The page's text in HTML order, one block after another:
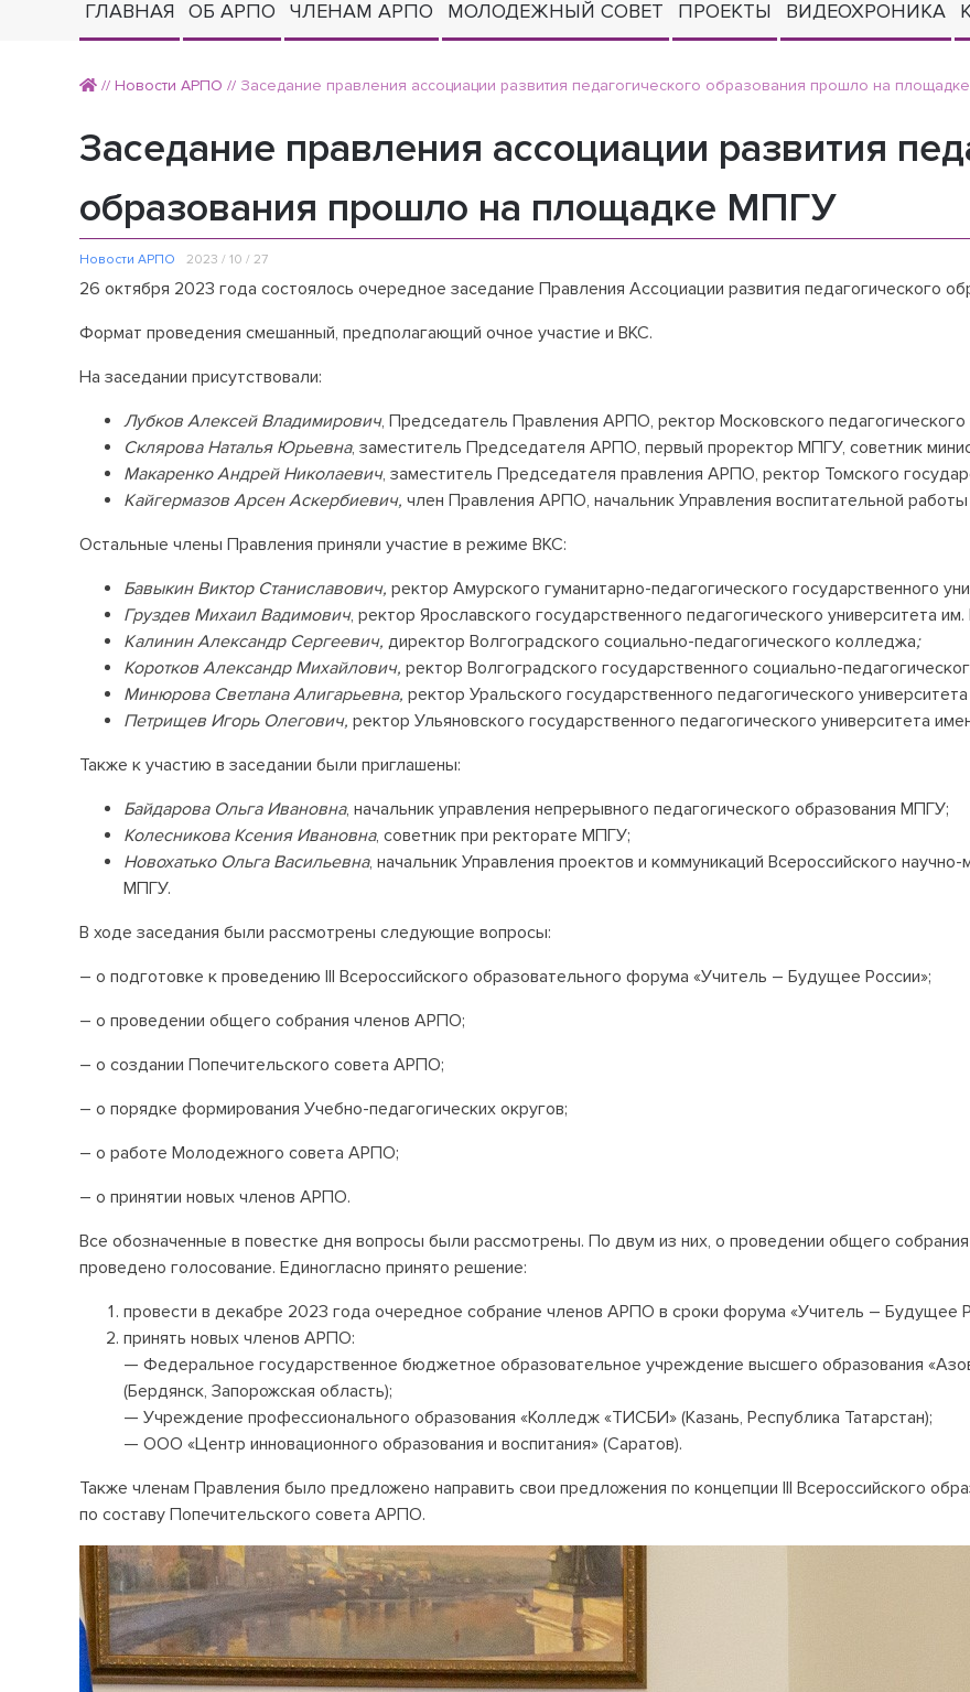
ГЛАВНАЯ ОБ АРПО ЧЛЕНАМ АРПО МОЛОДЕЖНЫЙ СОВЕТ ПРОЕКТЫ ВИДЕОХРОНИКА
// Новости АРПО // Заседание правления ассоциации развития педагогического образования прошло на
Заседание правления ассоциации развития
образования прошло на площадке МПГУ
Новости АРПО 2023 / 10 / 27
26 октября 2023 года состоялось очередное заседание Правления Ассоциации развития педагогического
Формат проведения смешанный, предполагающий очное участие и ВКС.
На заседании присутствовали:
Лубков Алексей Владимирович, Председатель Правления АРПО, ректор Московского педагогического
Склярова Наталья Юрьевна, заместитель Председателя АРПО, первый проректор МПГУ, советник
Макаренко Андрей Николаевич, заместитель Председателя правления АРПО, ректор Томского
Кайгермазов Арсен Аскербиевич, член Правления АРПО, начальник Управления воспитательной
Остальные члены Правления приняли участие в режиме ВКС:
Бавыкин Виктор Станиславович, ректор Амурского гуманитарно-педагогического государственного
Груздев Михаил Вадимович, ректор Ярославского государственного педагогического университета
Калинин Александр Сергеевич, директор Волгоградского социально-педагогического колледжа;
Коротков Александр Михайлович, ректор Волгоградского государственного социально-
Минюрова Светлана Алигарьевна, ректор Уральского государственного педагогического
Петрищев Игорь Олегович, ректор Ульяновского государственного педагогического университета
Также к участию в заседании были приглашены:
Байдарова Ольга Ивановна, начальник управления непрерывного педагогического образования МПГУ;
Колесникова Ксения Ивановна, советник при ректорате МПГУ;
Новохатько Ольга Васильевна, начальник Управления проектов и коммуникаций Всероссийского
МПГУ.
В ходе заседания были рассмотрены следующие вопросы:
– о подготовке к проведению III Всероссийского образовательного форума «Учитель – Будущее России»;
– о проведении общего собрания членов АРПО;
– о создании Попечительского совета АРПО;
– о порядке формирования Учебно-педагогических округов;
– о работе Молодежного совета АРПО;
– о принятии новых членов АРПО.
Все обозначенные в повестке дня вопросы были рассмотрены. По двум из них, о проведении общего
проведено голосование. Единогласно принято решение:
провести в декабре 2023 года очередное собрание членов АРПО в сроки форума «Учитель – Будущее
принять новых членов АРПО:
— Федеральное государственное бюджетное образовательное учреждение высшего образования
(Бердянск, Запорожская область);
— Учреждение профессионального образования «Колледж «ТИСБИ» (Казань, Республика Татарстан);
— ООО «Центр инновационного образования и воспитания» (Саратов).
Также членам Правления было предложено направить свои предложения по концепции III Всероссийского
по составу Попечительского совета АРПО.